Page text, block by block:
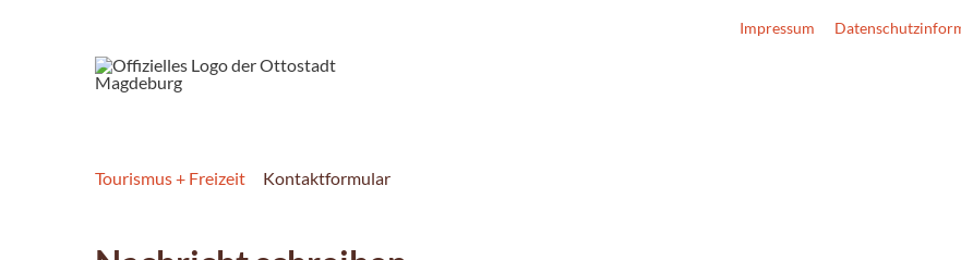
Impressum
Tourismus + Freizeit Kontaktformular